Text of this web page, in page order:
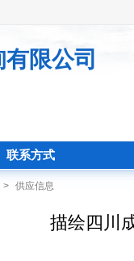
限公司
联系方式
> 供应信息
描绘四川